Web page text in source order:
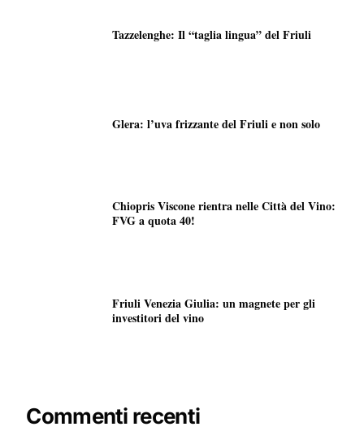
Tazzelenghe: Il “taglia lingua” del Friuli
Glera: l’uva frizzante del Friuli e non solo
Chiopris Viscone rientra nelle Città del Vino:
FVG a quota 40!
Friuli Venezia Giulia: un magnete per gli
investitori del vino
Commenti recenti